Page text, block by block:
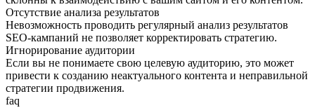
Отсутствие анализа результатов
Невозможность проводить регулярный анализ результатов
SEO-кампаний не позволяет корректировать стратегию.
Игнорирование аудитории
Если вы не понимаете свою целевую аудиторию, это может
привести к созданию неактуального контента и неправильной
стратегии продвижения.
faq